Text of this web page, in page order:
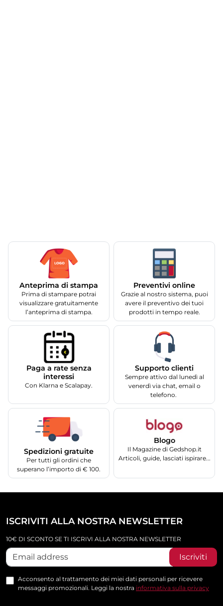
Anteprima di stampa
Prima di stampare potrai
visualizzare gratuitamente
l’anteprima di stampa.
Preventivi online
Grazie al nostro sistema, puoi
avere il preventivo dei tuoi
prodotti in tempo reale.
Paga a rate senza
interessi
Con Klarna e Scalapay.
Supporto clienti
Sempre attivo dal lunedì al
venerdì via chat, email o
telefono.
Spedizioni gratuite
Per tutti gli ordini che
superano l’importo di € 100.
Blogo
Il Magazine di Gedshop.it
Articoli, guide, lasciati ispirare...
ISCRIVITI ALLA NOSTRA NEWSLETTER
10€ DI SCONTO SE TI ISCRIVI ALLA NOSTRA NEWSLETTER
Iscriviti
Acconsento al trattamento dei miei dati personali per ricevere
messaggi promozionali. Leggi la nostra informativa sulla privacy